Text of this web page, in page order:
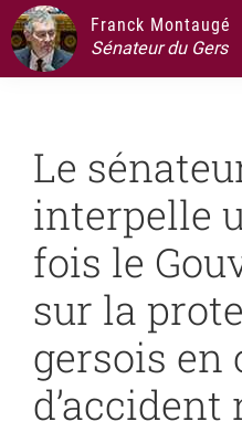
Passer
au
contenu
Passer
la
principale
Passer
au
pied
Franck Montaugé
Sénateur du Gers
Le
interpelle
fois le
sur la
gersois en